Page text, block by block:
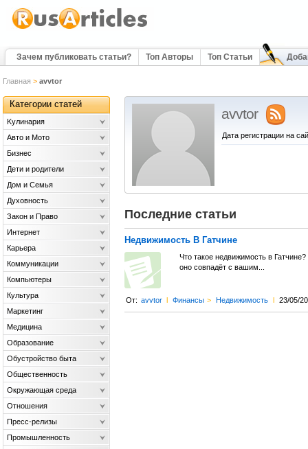
Зачем публиковать статьи? Топ Авторы Топ Статьи
Главная > avvtor
avvtor
Дата регистрации на
Последние статьи
Недвижимость В Гатчине
Что такое недвижимость в
оно совпадёт с вашим...
От: avvtor l Финансы > Недвижимость l 23/05/
Категории статей
Kулинария
Авто и Мото
Бизнес
Дети и родители
Дом и Семья
Духовность
Закон и Право
Интернет
Карьера
Коммуникации
Компьютеры
Культура
Маркетинг
Медицина
Образование
Обустройство быта
Общественность
Окружающая среда
Отношения
Пресс-релизы
Промышленность